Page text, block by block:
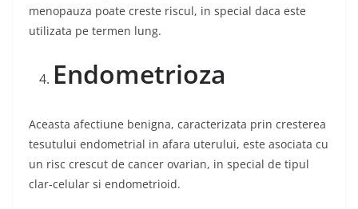
menopauza poate creste riscul, in special daca este
utilizata pe termen lung.
Endometrioza
Aceasta afectiune benigna, caracterizata prin cresterea
tesutului endometrial in afara uterului, este asociata cu
un risc crescut de cancer ovarian, in special de tipul
clar-celular si endometrioid.